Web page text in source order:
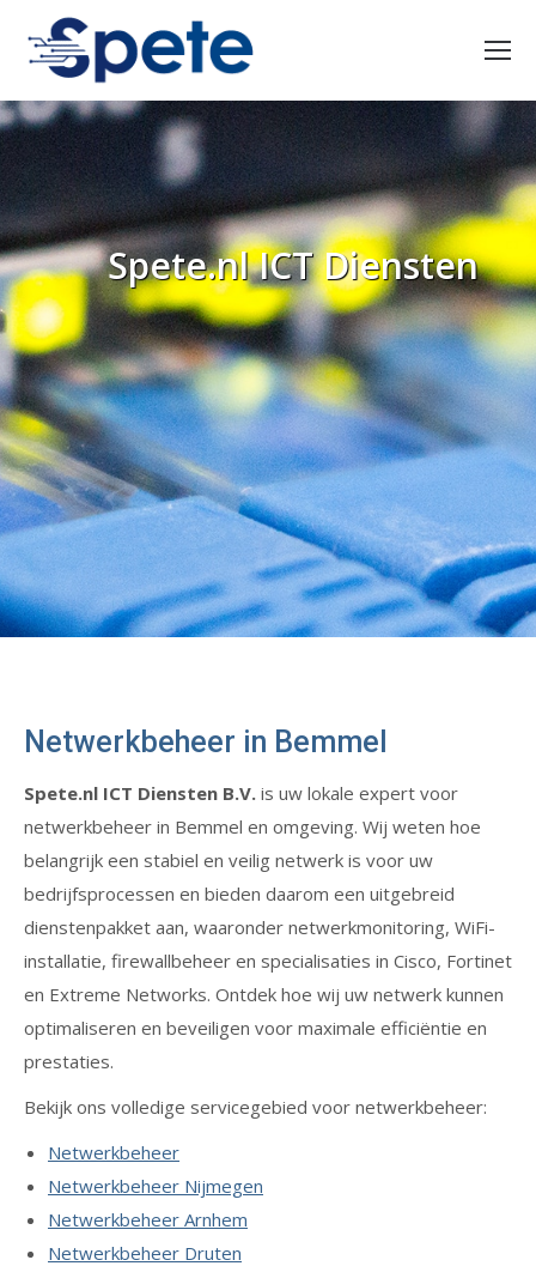
Spete.nl ICT Diensten
Netwerkbeheer in Bemmel
Spete.nl ICT Diensten B.V. is uw lokale expert voor
netwerkbeheer in Bemmel en omgeving. Wij weten hoe
belangrijk een stabiel en veilig netwerk is voor uw
bedrijfsprocessen en bieden daarom een uitgebreid
dienstenpakket aan, waaronder netwerkmonitoring, WiFi-
installatie, firewallbeheer en specialisaties in Cisco, Fortinet
en Extreme Networks. Ontdek hoe wij uw netwerk kunnen
optimaliseren en beveiligen voor maximale efficiëntie en
prestaties.
Bekijk ons volledige servicegebied voor netwerkbeheer:
Netwerkbeheer
Netwerkbeheer Nijmegen
Netwerkbeheer Arnhem
Netwerkbeheer Druten